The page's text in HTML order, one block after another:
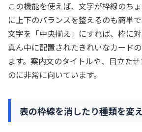
この機能を使えば、文字が枠線のち
に上下のバランスを整えるのも簡単
文字を「中央揃え」にすれば、枠に
真ん中に配置されたきれいなカード
ます。案内文のタイトルや、目立た
のに非常に向いています。
表の枠線を消したり種類を変